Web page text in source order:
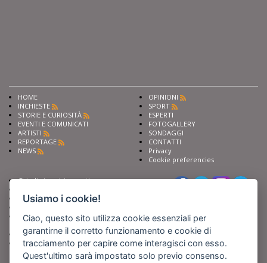
HOME
INCHIESTE
STORIE E CURIOSITÀ
EVENTI E COMUNICATI
ARTISTI
REPORTAGE
NEWS
OPINIONI
SPORT
ESPERTI
FOTOGALLERY
SONDAGGI
CONTATTI
Privacy
Cookie preferencies
Chiedi ai nostri esperti
Fai pubblicità con noi
Iscriviti al nostro corso di
giornalismo
Compra i nostri libri
Entra in Barinedita Map
Usiamo i cookie!
Ciao, questo sito utilizza cookie essenziali per
garantirne il corretto funzionamento e cookie di
tracciamento per capire come interagisci con esso.
Quest'ultimo sarà impostato solo previo consenso.